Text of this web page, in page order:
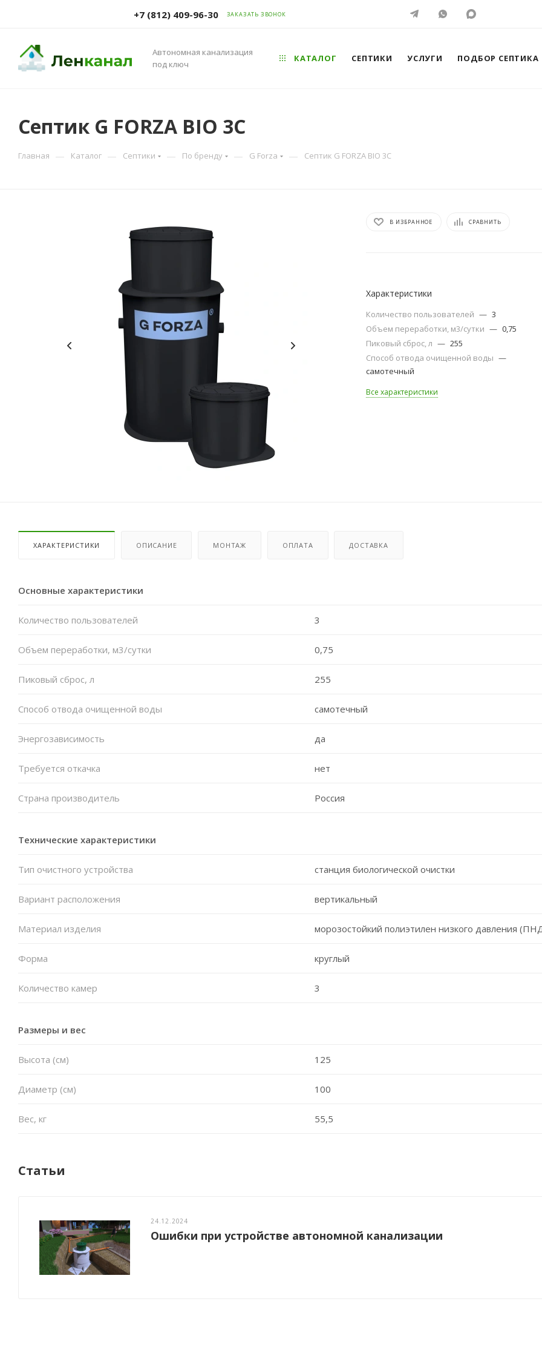
+7 (812) 409-96-30 ЗАКАЗАТЬ ЗВОНОК
Автономная канализация
под ключ
КАТАЛОГ СЕПТИКИ УСЛУГИ ПОДБОР СЕПТИКА
Септик G FORZA BIO 3C
Главная — Каталог — Септики — По бренду — G Forza — Септик G FORZA BIO 3C
В ИЗБРАННОЕ СРАВНИТЬ
Характеристики
Количество пользователей — 3
Объем переработки, м3/сутки — 0,75
Пиковый сброс, л — 255
Способ отвода очищенной воды —
самотечный
Все характеристики
ХАРАКТЕРИСТИКИ ОПИСАНИЕ МОНТАЖ ОПЛАТА ДОСТАВКА
Основные характеристики
Количество пользователей 3
Объем переработки, м3/сутки 0,75
Пиковый сброс, л 255
Способ отвода очищенной воды самотечный
Энергозависимость да
Требуется откачка нет
Страна производитель Россия
Технические характеристики
Тип очистного устройства станция биологической очистки
Вариант расположения вертикальный
Материал изделия морозостойкий полиэтилен низкого давления
Форма круглый
Количество камер 3
Размеры и вес
Высота (см) 125
Диаметр (см) 100
Вес, кг 55,5
Статьи
24.12.2024
Ошибки при устройстве автономной канализации